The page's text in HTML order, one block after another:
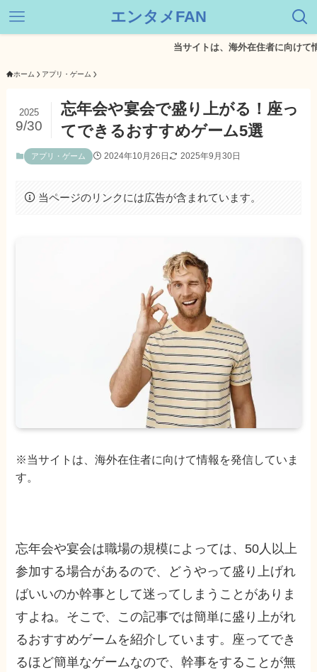
エンタメFAN
当サイトは、海外在住者に向けて情報を
ホーム アプリ・ゲーム
忘年会や宴会で盛り上がる！座っ
てできるおすすめゲーム5選
2025
9/30
アプリ・ゲーム 2024年10月26日 2025年9月30日
当ページのリンクには広告が含まれています。
※当サイトは、海外在住者に向けて情報を発信していま
す。
忘年会や宴会は職場の規模によっては、50人以上
参加する場合があるので、どうやって盛り上げれ
ばいいのか幹事として迷ってしまうことがありま
すよね。そこで、この記事では簡単に盛り上がれ
るおすすめゲームを紹介しています。座ってでき
るほど簡単なゲームなので、幹事をすることが無